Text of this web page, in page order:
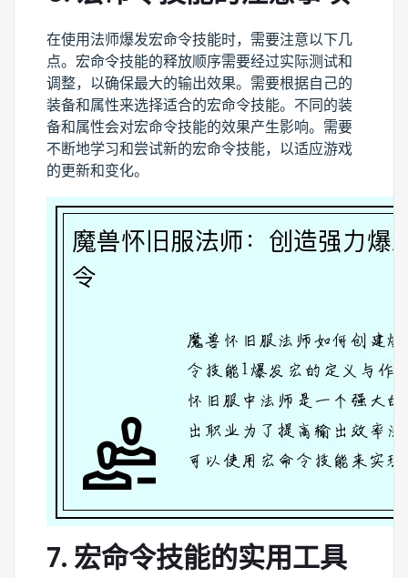
在使用法师爆发宏命令技能时，需要注意以下几
点。宏命令技能的释放顺序需要经过实际测试和
调整，以确保最大的输出效果。需要根据自己的
装备和属性来选择适合的宏命令技能。不同的装
备和属性会对宏命令技能的效果产生影响。需要
不断地学习和尝试新的宏命令技能，以适应游戏
的更新和变化。
7. 宏命令技能的实用工具